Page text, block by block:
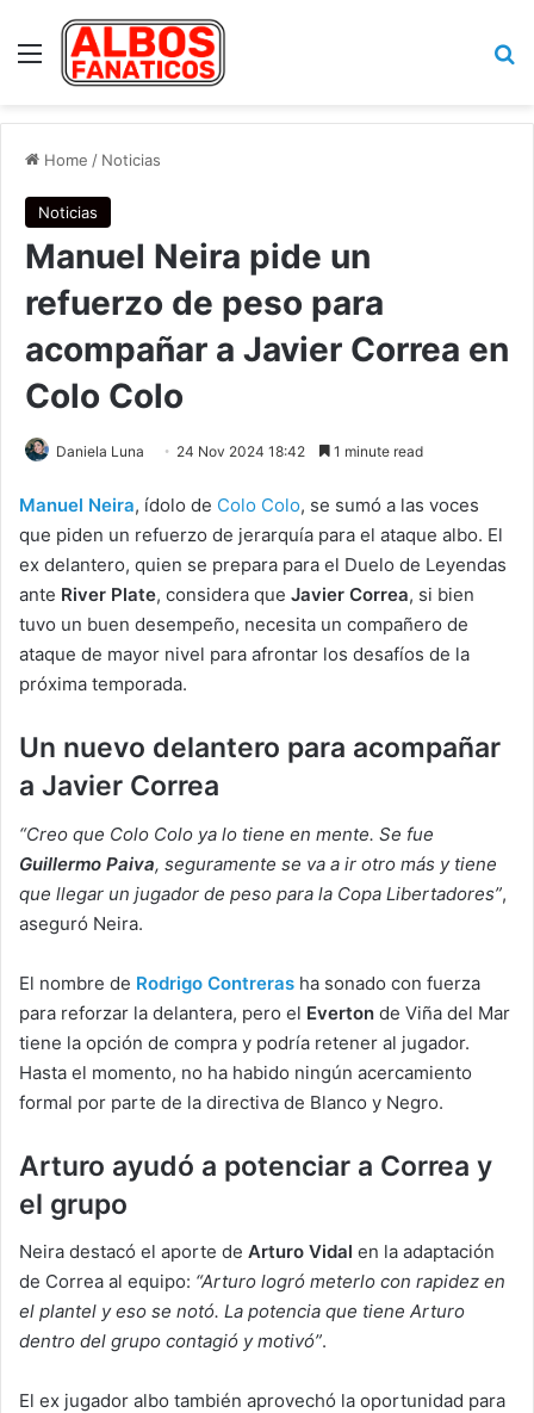
Menu
Home / Noticias
Noticias
Manuel Neira pide un
refuerzo de peso para
acompañar a Javier Correa en
Colo Colo
Daniela Luna 24 Nov 2024 18:42 1 minute read
Manuel Neira, ídolo de Colo Colo, se sumó a las voces
que piden un refuerzo de jerarquía para el ataque albo. El
ex delantero, quien se prepara para el Duelo de Leyendas
ante River Plate, considera que Javier Correa, si bien
tuvo un buen desempeño, necesita un compañero de
ataque de mayor nivel para afrontar los desafíos de la
próxima temporada.
Un nuevo delantero para acompañar
a Javier Correa
“Creo que Colo Colo ya lo tiene en mente. Se fue
Guillermo Paiva, seguramente se va a ir otro más y tiene
que llegar un jugador de peso para la Copa Libertadores”,
aseguró Neira.
El nombre de Rodrigo Contreras ha sonado con fuerza
para reforzar la delantera, pero el Everton de Viña del Mar
tiene la opción de compra y podría retener al jugador.
Hasta el momento, no ha habido ningún acercamiento
formal por parte de la directiva de Blanco y Negro.
Arturo ayudó a potenciar a Correa y
el grupo
Neira destacó el aporte de Arturo Vidal en la adaptación
de Correa al equipo: “Arturo logró meterlo con rapidez en
el plantel y eso se notó. La potencia que tiene Arturo
dentro del grupo contagió y motivó”.
El ex jugador albo también aprovechó la oportunidad para